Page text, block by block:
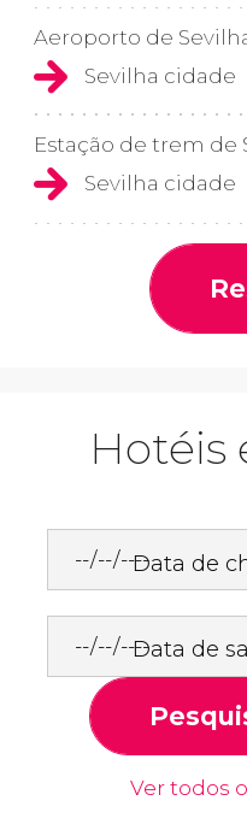
Aeroporto de
Sevilha cidade
Estação de trem de
Sevilha cidade
Hotéis
Data de
Data de
Ver todos